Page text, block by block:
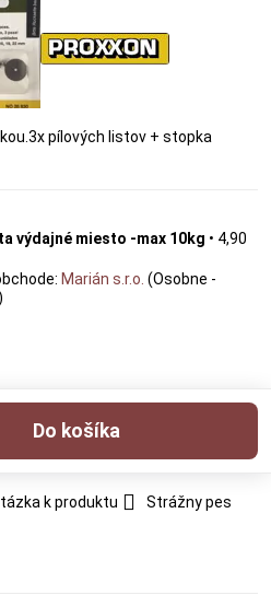
pílových listov + stopka
výdajné miesto -max 10kg • 4,90
Marián s.r.o. (Osobne -
Do košíka
k produktu
Strážny pes